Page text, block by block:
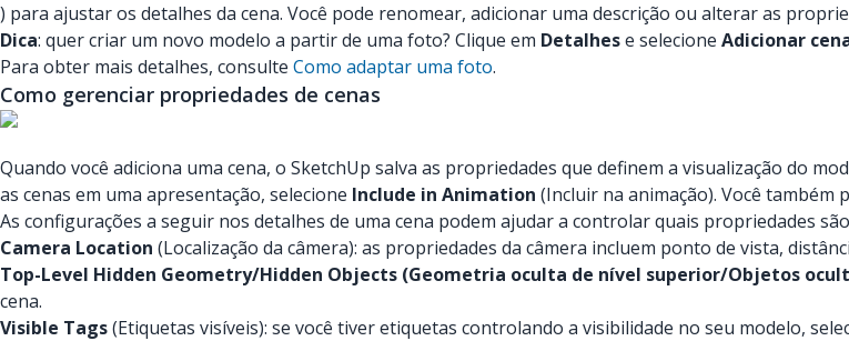
) para ajustar os detalhes da cena. Você pode renomear, adicionar uma descrição ou alterar as
Dica: quer criar um novo modelo a partir de uma foto? Clique em Detalhese selecione Adicionar
Para obter mais detalhes, consulte Como adaptar uma foto.
Como gerenciar propriedades de cenas
Quando você adiciona uma cena, o SketchUp salva as propriedades que definem a visualização do
as cenas em uma apresentação, selecione Include in Animation (Incluir na animação). Você também
As configurações a seguir nos detalhes de uma cena podem ajudar a controlar quais propriedades
Camera Location (Localização da câmera): as propriedades da câmera incluem ponto de vista,
Top-Level Hidden Geometry/Hidden Objects (Geometria oculta de nível superior/Objetos
cena.
Visible Tags(Etiquetas visíveis): se você tiver etiquetas controlando a visibilidade no seu modelo,